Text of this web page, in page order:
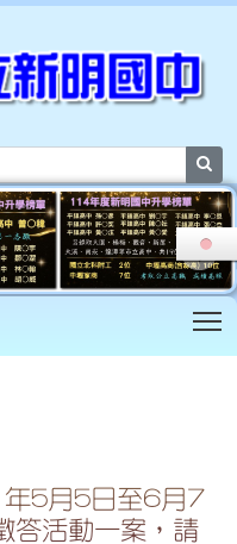
年5月5日至6月7
答活動一案，請